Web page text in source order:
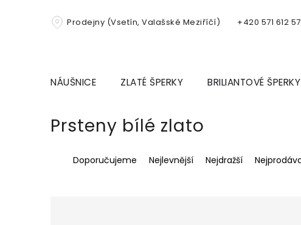
Prodejny (Vsetín, Valašské Meziříčí) +420 571 612
NÁUŠNICE ZLATÉ ŠPERKY BRILIANTOVÉ ŠPERKY
Prsteny bílé zlato
Ř
aDoporučujeme Nejlevnější Nejdražší